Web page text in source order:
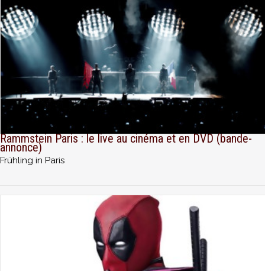
Rammstein Paris : le live au cinéma et en DVD (bande-
annonce)
Frühling in Paris